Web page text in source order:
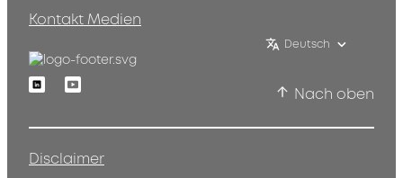
Kontakt Medien
Deutsch
LinkedinYoutube
Nach oben
Disclaimer